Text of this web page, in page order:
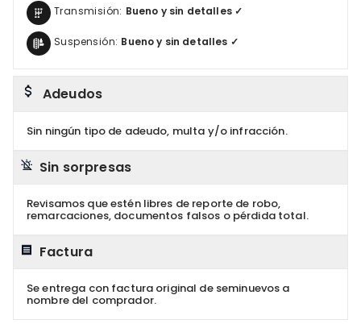
Transmisión: Bueno y sin detalles ✓
Suspensión: Bueno y sin detalles ✓
Adeudos
Sin ningún tipo de adeudo, multa y/o infracción.
Sin sorpresas
Revisamos que estén libres de reporte de robo,
remarcaciones, documentos falsos o pérdida total.
Factura
Se entrega con factura original de seminuevos a
nombre del comprador.